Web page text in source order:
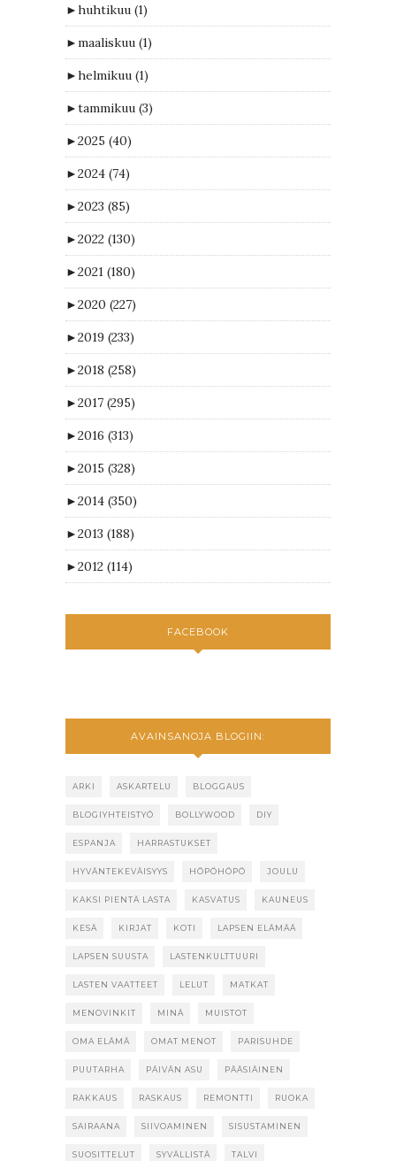
►huhtikuu (1)
►maaliskuu (1)
►helmikuu (1)
►tammikuu (3)
►2025 (40)
►2024 (74)
►2023 (85)
►2022 (130)
►2021 (180)
►2020 (227)
►2019 (233)
►2018 (258)
►2017 (295)
►2016 (313)
►2015 (328)
►2014 (350)
►2013 (188)
►2012 (114)
FACEBOOK
AVAINSANOJA BLOGIIN:
ARKI ASKARTELU BLOGGAUS
BLOGIYHTEISTYÖ BOLLYWOOD DIY
ESPANJA HARRASTUKSET
HYVÄNTEKEVÄISYYS HÖPÖHÖPÖ JOULU
KAKSI PIENTÄ LASTA KASVATUS KAUNEUS
KESÄ KIRJAT KOTI LAPSEN ELÄMÄÄ
LAPSEN SUUSTA LASTENKULTTUURI
LASTEN VAATTEET LELUT MATKAT
MENOVINKIT MINÄ MUISTOT
OMA ELÄMÄ OMAT MENOT PARISUHDE
PUUTARHA PÄIVÄN ASU PÄÄSIÄINEN
RAKKAUS RASKAUS REMONTTI RUOKA
SAIRAANA SIIVOAMINEN SISUSTAMINEN
SUOSITTELUT SYVÄLLISTÄ TALVI